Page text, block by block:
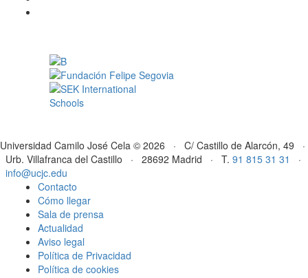
Universidad Camilo José Cela © 2026 · C/ Castillo de Alarcón, 49 ·
Urb. Villafranca del Castillo · 28692 Madrid · T. 91 815 31 31
·
info@ucjc.edu
Contacto
Cómo llegar
Sala de prensa
Actualidad
Aviso legal
Política de Privacidad
Política de cookies